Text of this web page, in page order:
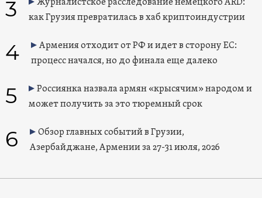
3
Журналистское расследование немецкого ARD:
как Грузия превратилась в хаб криптоиндустрии
4
Армения отходит от РФ и идет в сторону ЕС:
процесс начался, но до финала еще далеко
5
Россиянка назвала армян «крысячим» народом и
может получить за это тюремный срок
6
Обзор главных событий в Грузии,
Азербайджане, Армении за 27-31 июля, 2026